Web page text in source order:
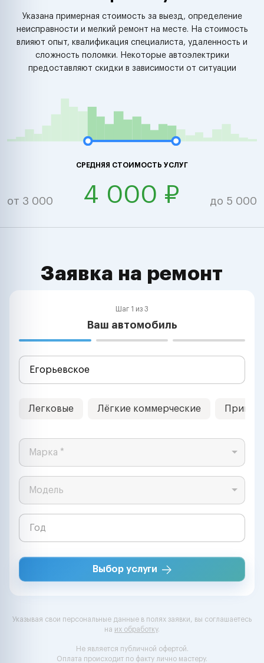
Указана примерная стоимость за выезд, определение
неисправности и мелкий ремонт на месте. На стоимость
влияют опыт, квалификация специалиста, удаленность и
сложность поломки. Некоторые автоэлектрики
предоставляют скидки в зависимости от ситуации
СРЕДНЯЯ СТОИМОСТЬ УСЛУГ
от 3 000 4 000 ₽ до 5 000
Заявка на ремонт
Шаг 1 из 3
Ваш автомобиль
Легковые Лёгкие коммерческие
Марка *
Модель
Выбор услуги
Указывая свои персональные данные в полях заявки, вы соглашаетесь
на их обработку.
Не является публичной офертой.
Оплата происходит по факту лично мастеру.